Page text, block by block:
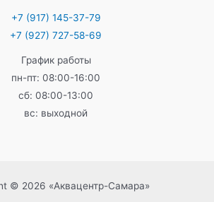
+7 (917) 145-37-79
+7 (927) 727-58-69
График работы
пн-пт: 08:00-16:00
сб: 08:00-13:00
вс: выходной
© 2026 «Аквацентр-Самара»